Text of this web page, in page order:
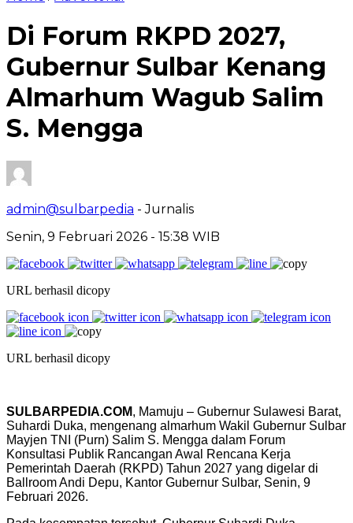
Di Forum RKPD 2027,
Gubernur Sulbar Kenang
Almarhum Wagub Salim
S. Mengga
admin@sulbarpedia - Jurnalis
Senin, 9 Februari 2026 - 15:38 WIB
URL berhasil dicopy
URL berhasil dicopy
SULBARPEDIA.COM, Mamuju – Gubernur Sulawesi Barat,
Suhardi Duka, mengenang almarhum Wakil Gubernur Sulbar
Mayjen TNI (Purn) Salim S. Mengga dalam Forum
Konsultasi Publik Rancangan Awal Rencana Kerja
Pemerintah Daerah (RKPD) Tahun 2027 yang digelar di
Ballroom Andi Depu, Kantor Gubernur Sulbar, Senin, 9
Februari 2026.